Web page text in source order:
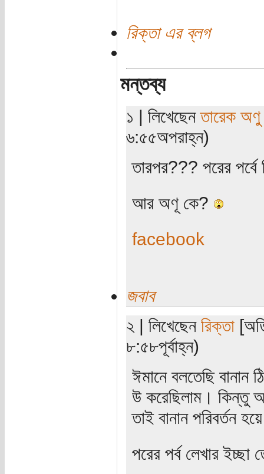
রিক্তা এর ব্লগ
মন্তব্য
১ | লিখেছেনতারেক অণু
৬:৫৫অপরাহ্ন)
তারপর??? পরের পর্বে
আর অণূ কে?
facebook
জবাব
২ | লিখেছেন রিক্তা
৮:৫৮পূর্বাহ্ন)
ঈমানে বলতেছি বানান
উ করেছিলাম। কিন্তু
তাই বানান পরিবর্তন
পরের পর্ব লেখার